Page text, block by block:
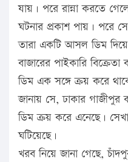
যায়। পরে রান্না করতে
ঘটনার প্রকাশ পায়। পরে সে
তারা একটি আসল ডিম
বাজারের পাইকারি
ডিম এক সঙ্গে ক্রয় করে
জানায় সে, ঢাকার গাজীপুর
ডিম ক্রয় করে এনেছে।
ঘটিয়েছে।
খরব নিয়ে জানা গেছে,